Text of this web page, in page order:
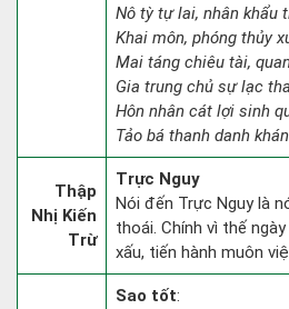
Nô tỳ tự lai, nhân khẩu
Khai môn, phóng thủy
Mai táng chiêu tài,
Gia trung chủ sự lạc
Hôn nhân cát lợi sinh
Tảo bá thanh danh
Thập
Nhị Kiến
Trừ
Trực Nguy
Nói đến Trực Nguy là
thoái. Chính vì thế
xấu, tiến hành muôn
Sao tốt: